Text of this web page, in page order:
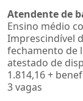
Atendente de
Ensino médio
Imprescindível
fechamento de
atestado de
1.814,16 +
3 vagas